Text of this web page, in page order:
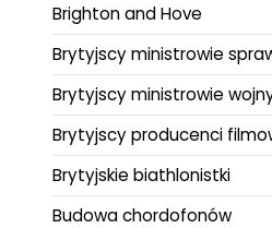
Brighton and Hove
Brytyjscy ministrowie
Brytyjscy ministrowie
Brytyjscy producenci
Brytyjskie biathlonistki
Budowa chordofonów